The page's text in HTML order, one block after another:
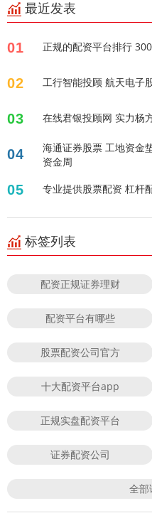
最近发表
01 正规的配资平台排行
02 工行智能投顾 航天电子
03 在线君银投顾网 实力杨
04
海通证券股票 工地资金
资金周
05 专业提供股票配资 杠杆
标签列表
配资正规证券理财
配资平台有哪些
股票配资公司官方
十大配资平台app
正规实盘配资平台
证券配资公司
全部